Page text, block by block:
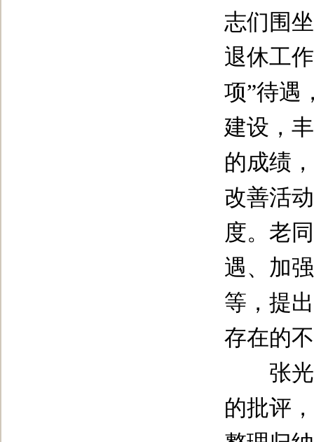
志们围
退休工
项”待遇
建设，
的成绩
改善活
度。老
遇、加
等，提
存在的
张光
的批评